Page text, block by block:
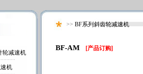
轮减速机
机
>> BF系列斜齿轮减速机
BF-AM [产品订购]